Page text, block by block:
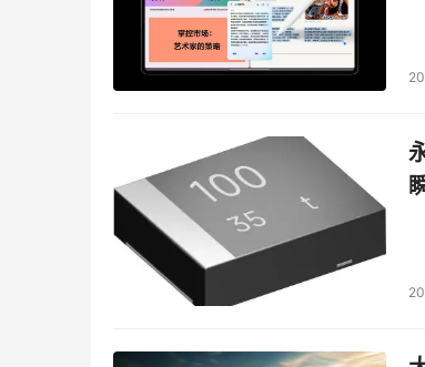
政策红利持续释放的同时，信任缺失
有效帮助家庭医生提升服务效能，解决